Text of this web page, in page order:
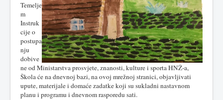
Temelje
m
Instruk
cije o
postupa
nju
dobive
ne od Ministarstva prosvjete, znanosti, kulture i sporta HNŽ-a,
Škola će na dnevnoj bazi, na ovoj mrežnoj stranici, objavljivati
upute, materijale i domaće zadatke koji su sukladni nastavnom
planu i programu i dnevnom rasporedu sati.